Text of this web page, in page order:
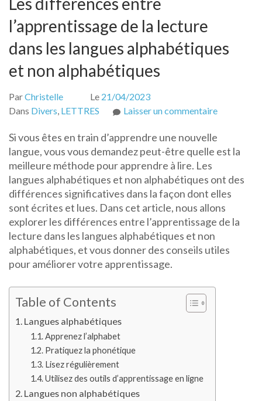
l’apprentissage de la lecture
dans les langues alphabétiques
et non alphabétiques
ParChristelle Le 21/04/2023
Dans Divers, LETTRES Laisser un commentairesur
entre
de
la
lecture
dans
langues
Si vous êtes en train d’apprendre une nouvelle
langue, vous vous demandez peut-être quelle est la
meilleure méthode pour apprendre à lire. Les
langues alphabétiques et non alphabétiques ont des
différences significatives dans la façon dont elles
sont écrites et lues. Dans cet article, nous allons
explorer les différences entre l’apprentissage de la
lecture dans les langues alphabétiques et non
alphabétiques, et vous donner des conseils utiles
pour améliorer votre apprentissage.
Table of Contents
Langues alphabétiques
Apprenez l’alphabet
Pratiquez la phonétique
Lisez régulièrement
Utilisez des outils d’apprentissage en ligne
Langues non alphabétiques